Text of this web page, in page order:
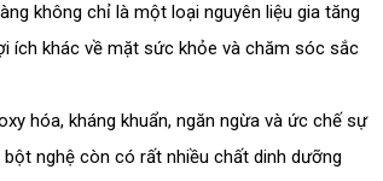
không chỉ là một loại nguyên liệu gia tăng
ích khác về mặt sức khỏe và chăm sóc sắc
hóa, kháng khuẩn, ngăn ngừa và ức chế sự
nghệ còn có rất nhiều chất dinh dưỡng